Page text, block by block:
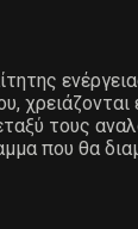
τους
που θα